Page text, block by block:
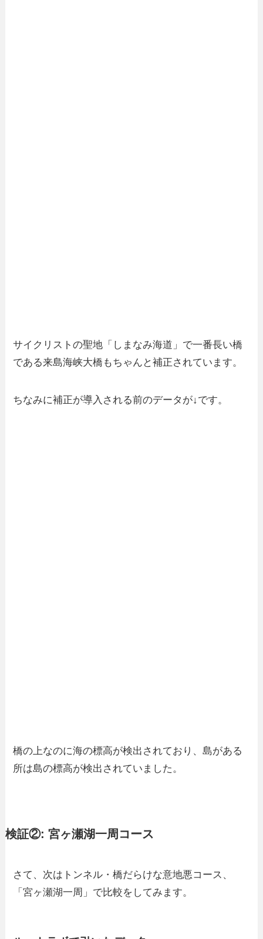
サイクリストの聖地「しまなみ海道」で一番長い橋
である来島海峡大橋もちゃんと補正されています。
ちなみに補正が導入される前のデータが↓です。
橋の上なのに海の標高が検出されており、島がある
所は島の標高が検出されていました。
検証②: 宮ヶ瀬湖一周コース
さて、次はトンネル・橋だらけな意地悪コース、
「宮ヶ瀬湖一周」で比較をしてみます。